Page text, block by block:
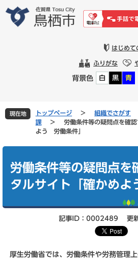
文
はじめて
ふりがな
背景色 白 黒 青
現在地 トップページ > 組織でさがす
課
>
労働条件等の疑問点を確
よう 労働条件」
労働条件等の疑問点を
タルサイト「確かめ
記事ID：0002489 更
厚生労働省では、労働条件や労務管理